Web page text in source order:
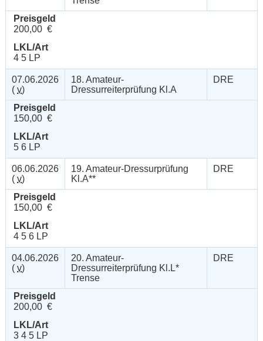
Preisgeld
200,00 €
LKL/Art
4 5 LP
07.06.2026
( v)
18. Amateur-
Dressurreiterprüfung Kl.A
DRE
Preisgeld
150,00 €
LKL/Art
5 6 LP
06.06.2026
( v)
19. Amateur-Dressurprüfung
Kl.A**
DRE
Preisgeld
150,00 €
LKL/Art
4 5 6 LP
04.06.2026
( v)
20. Amateur-
Dressurreiterprüfung Kl.L*
Trense
DRE
Preisgeld
200,00 €
LKL/Art
3 4 5 LP